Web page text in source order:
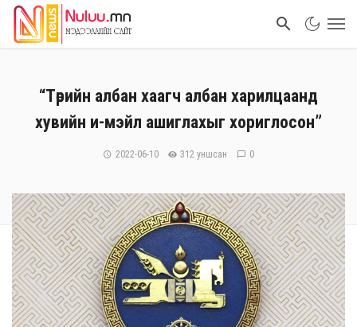
“Төрийн албан хаагч албан харилцаанд
хувийн и-мэйл ашиглахыг хориглосон”
2022-06-10 312 уншсан 0